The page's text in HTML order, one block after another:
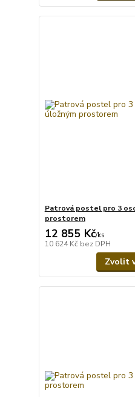
Patrová postel pro 3
prostorem
12 855 Kč/ks
10 624 Kč bez DPH
Zvolit